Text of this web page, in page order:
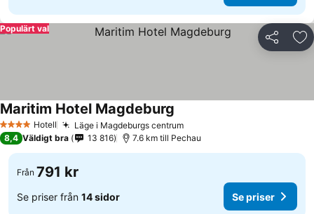
Dela
Populärt val
4 StjärnorHotell Läge i Magdeburgs centrumSe priser
Maritim Hotel Magdeburg
8,4 Väldigt bra 13 816 7.6 km till Pechau
Från 791 kr
Se priser från 14 sidor Se priser